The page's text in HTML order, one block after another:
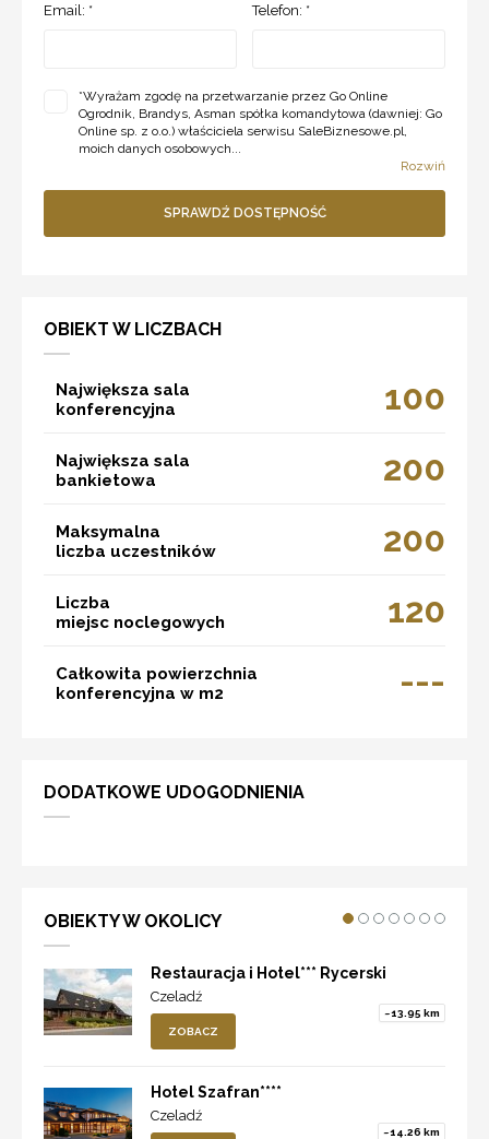
Email: * Telefon: *
*Wyrażam zgodę na przetwarzanie przez Go Online
Ogrodnik, Brandys, Asman spółka komandytowa (dawniej: Go
Online sp. z o.o.) właściciela serwisu SaleBiznesowe.pl,
moich danych osobowych...
Rozwiń
SPRAWDŹ DOSTĘPNOŚĆ
OBIEKT W LICZBACH
Największa sala
konferencyjna
100
Największa sala
bankietowa
200
Maksymalna
liczba uczestników
200
Liczba
miejsc noclegowych
120
Całkowita powierzchnia
konferencyjna w m2
---
DODATKOWE UDOGODNIENIA
OBIEKTY W OKOLICY
Restauracja i Hotel*** Rycerski
Czeladź
~13.95 km
ZOBACZ
Hotel Szafran****
Czeladź
~14.26 km